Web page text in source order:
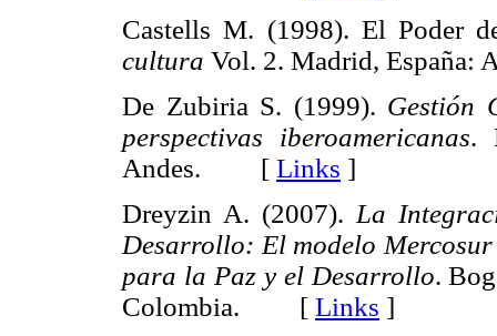
Castells M. (1998). El Poder
cultura Vol. 2. Madrid,
De Zubiria S. (1999). Gestión
perspectivas iberoamericanas.
Andes. [ Links ]
Dreyzin A. (2007). La
Desarrollo: El modelo
para la Paz y el Desarrollo.
Colombia. [ Links ]